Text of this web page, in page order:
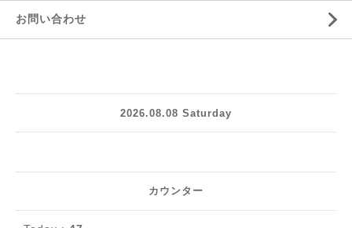
お問い合わせ
2026.08.08 Saturday
カウンター